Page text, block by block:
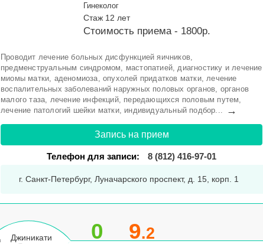
Гинеколог
Стаж 12 лет
Стоимость приема - 1800р.
Проводит лечение больных дисфункцией яичников,
предменструальным синдромом, мастопатией, диагностику и лечение
миомы матки, аденомиоза, опухолей придатков матки, лечение
воспалительных заболеваний наружных половых органов, органов
малого таза, лечение инфекций, передающихся половым путем,
лечение патологий шейки матки, индивидуальный подбор...
→
Запись на прием
Телефон для записи: 8 (812) 416-97-01
г. Санкт-Петербург, Луначарского проспект, д. 15, корп. 1
0 9.2